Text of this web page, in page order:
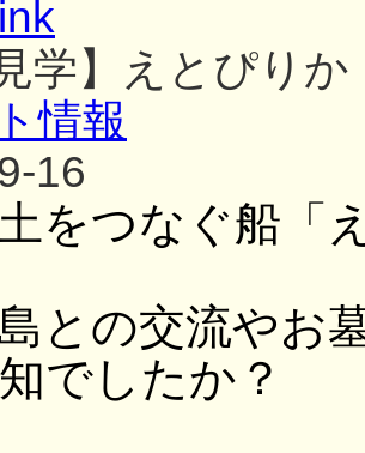
学】えとぴりか
情報
16
をつなぐ船「
との交流やお
でしたか？